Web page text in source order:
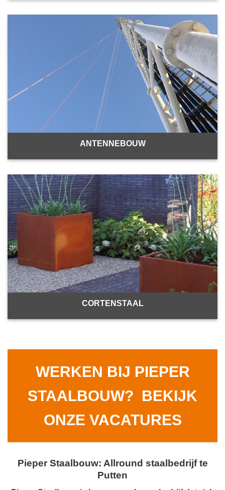
ANTENNEBOUW
CORTENSTAAL
WERKEN BIJ PIEPER
STAALBOUW? BEKIJK
ONZE VACATURES
Pieper Staalbouw: Allround staalbedrijf te
Putten